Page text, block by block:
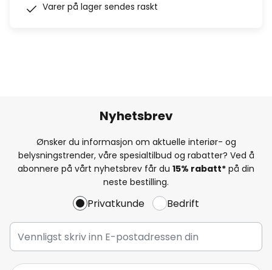
Varer på lager sendes raskt
Nyhetsbrev
Ønsker du informasjon om aktuelle interiør- og
belysningstrender, våre spesialtilbud og rabatter? Ved å
abonnere på vårt nyhetsbrev får du 15% rabatt* på din
neste bestilling.
Privatkunde Bedrift